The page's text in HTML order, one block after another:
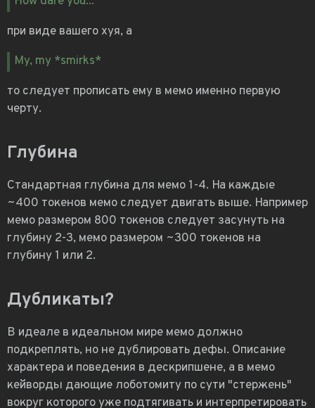
при виде вашего хуя, а
My, my *smirks*
то следует прописать ему в мемо именно первую
черту.
Глубина
Стандартная глубина для мемо 1-4. На каждые
~400 токенов мемо следует двигать выше. Например
мемо размером 800 токенов следует засунуть на
глубину 2-3, мемо размером ~300 токенов на
глубину 1 или 2.
Дубликаты?
В идеале в идеальном мире мемо должно
подкреплять, но не дублировать дефы. Описание
характера и поведения в дескрипшене, а в мемо
кейворды дающие лоботомиту по сути "стержень"
вокруг которого уже подтягивать и интерпретировать